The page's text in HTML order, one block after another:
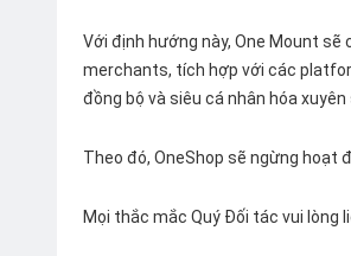
Với định hướng này, One Mount
merchants, tích hợp với các
đồng bộ và siêu cá nhân hóa
Theo đó, OneShop sẽ ngừng hoạt
Mọi thắc mắc Quý Đối tác vui lòng